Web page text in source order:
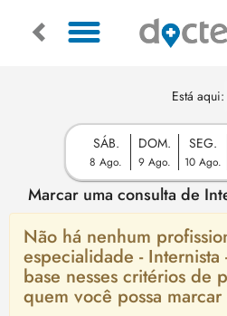
Está aqui:
SÁB.
8 Ago.
DOM.
9 Ago.
SEG.
10 Ago.
Marcar uma consulta de
Não há nenhum
especialidade - Internista
base nesses critérios de
quem você possa